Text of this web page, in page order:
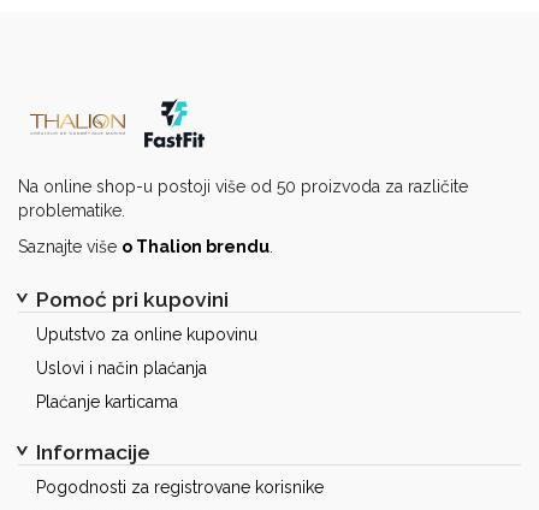
Na online shop-u postoji više od 50 proizvoda za različite
problematike.
Saznajte više o Thalion brendu.
Pomoć pri kupovini
Uputstvo za online kupovinu
Uslovi i način plaćanja
Plaćanje karticama
Informacije
Pogodnosti za registrovane korisnike